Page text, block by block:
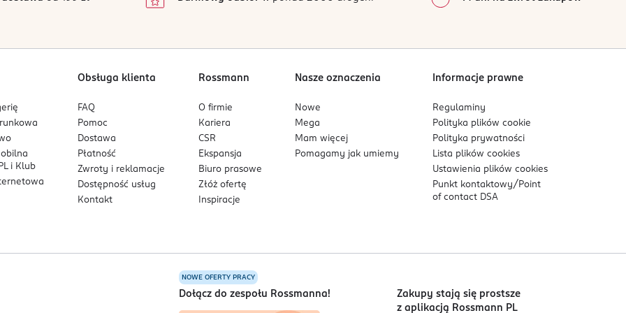
1
0%
Sortowanie wgdata: od najnowszej
i Klub
Obsługa klienta
FAQ
Pomoc
Dostawa
Płatność
Zwroty i reklamacje
Dostępność usług
Kontakt
Rossmann
O firmie
Kariera
CSR
Ekspansja
Biuro prasowe
Złóż ofertę
Inspiracje
Nasze oznaczenia
Nowe
Mega
Mam więcej
Pomagamy jak umiemy
Informacje prawne
Regulaminy
Polityka plikówcookie
Polityka prywatności
Lista plikówcookies
Ustawienia plikówcookies
Punkt kontaktowy/ Point
of contact DSA
NOWE OFERTY PRACY
Dołącz do zespołu Rossmanna!
Zakupy stają się prostsze
z aplikacją Rossmann PL